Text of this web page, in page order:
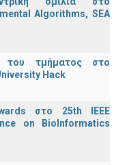
Algorithms, SEA
του τμήματος στο
Hack
στο 25th IEEE
on BioInformatics